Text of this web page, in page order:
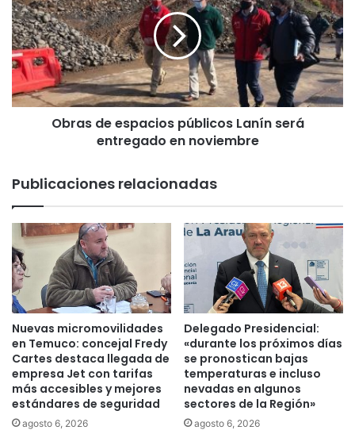
a
M
i
l
i
t
a
r
)
p
r
h
o
m
c
i
d
i
o
c
r
a
s
d
e
e
s
o
s
p
b
l
i
c
o
s
L
a
n
í
n
Obras de espacios públicos Lanín será
entregado en noviembre
Publicaciones relacionadas
Nuevas micromovilidades
en Temuco: concejal Fredy
Cartes destaca llegada de
empresa Jet con tarifas
más accesibles y mejores
estándares de seguridad
agosto 6, 2026
Delegado Presidencial:
«durante los próximos días
se pronostican bajas
temperaturas e incluso
nevadas en algunos
sectores de la Región»
agosto 6, 2026